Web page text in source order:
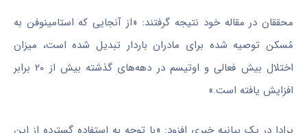
محققان در مقاله خود نتیجه گرفتند: «از آنجایی که استامینوفن به
مُسکن توصیه شده برای مادران باردار تبدیل شده است، میزان
اختلال بیش فعالی و اوتیسم در دهه‌های گذشته بیش از ۲۰ برابر
افزایش یافته است.»